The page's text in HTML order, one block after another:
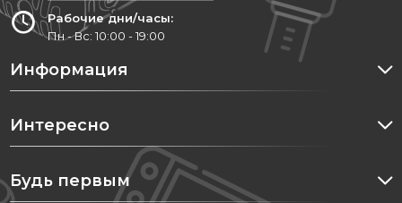
Рабочие дни/часы:
Пн - Вс: 10:00 - 19:00
Информация
Интересно
Будь первым